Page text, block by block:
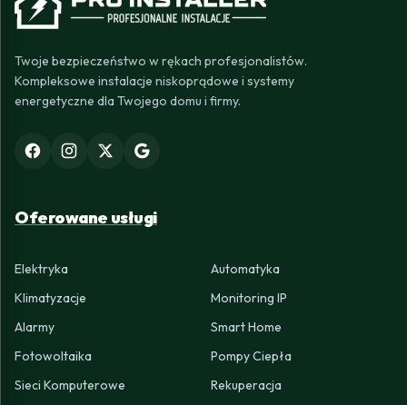
Twoje bezpieczeństwo w rękach profesjonalistów.
Kompleksowe instalacje niskoprądowe i systemy
energetyczne dla Twojego domu i firmy.
Oferowane usługi
Elektryka
Automatyka
Klimatyzacje
Monitoring IP
Alarmy
Smart Home
Fotowoltaika
Pompy Ciepła
Sieci Komputerowe
Rekuperacja